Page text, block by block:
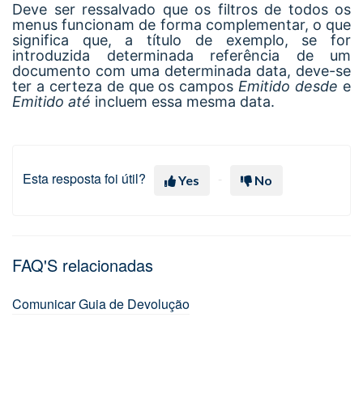
Deve ser ressalvado que os filtros de todos os
menus funcionam de forma complementar, o que
significa que, a título de exemplo, se for
introduzida determinada referência de um
documento com uma determinada data, deve-se
ter a certeza de que os campos Emitido desde e
Emitido até incluem essa mesma data.
Esta resposta foi útil? Yes No
FAQ'S relacionadas
Comunicar Guia de Devolução